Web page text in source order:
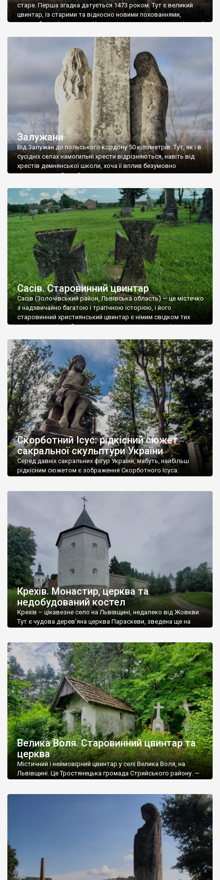
старе. Перша згадка датується 1473 роком. Тут є великий
цвинтар, із старими та відносно новими похованнями,
надгробками і хрестами. Часто на могилах стоять гарні статуї
янголів. Інколи такі фігурки стоять біля підніжжя хреста, а
Залужани
Від Залужан до польського кордону 50 кілометрів. Тут, як і в
сусідніх селах намогильні хрести відрізняються, навіть від
хрестів демнянської школи, хоча її вплив безумовно
відчувається. Село Залужани досить давнє – перша згадка
його у свою економію. Тоді (і до 1965 року) село називалося
Татари. Від дуже […]
Сасів. Старовинний цвинтар
Сасів (Золочівський район, Львівська область) — це містечко
з надзвичайно багатою і трагічною історією, і його
старовинний християнський цвинтар є німим свідком тих
часів, коли місто було важливим торговим та ремісничим
села. Він є багатоконфесійним, що було характерно для
галицьких містечок: тут збереглися поховання як українців
(греко-католиків), так і […]
Скорботний Ісус: рідкісний сюжет
сакральної скульптури України
Серед давніх сакральних фігур України, мабуть, найбільш
рідкісним сюжетом є зображення Скорботного Ісуса.
(включаючи цвинтарні пам’ятники) маємо чи не тисячу,
зображень апостолів Петра і Павла — мабуть, не менше, а
фігур інших святих — сотні, то «Скорботних Ісусів» […]
Крехів. Монастир, церква та
недобудований костел
Крехів – цікавезне село на Львівщині, недалеко від Жовкви.
Тут є чудова дерев’яна церква Параскеви, зведена ще на
монастир, який нині перебуває в чудовому стані і є доволі
відвідуваним об’єктом. Від Львова до Крехова всього 35
кілометрів. Село заснували у 1434 році. Його […]
Велика Воля. Старовинний цвинтар та
церква
Містичний і неймовірний цвинтар у селі Велика Воля, на
Львівщині. Це Тростянецька громада Стрийського району. —
отримали знання і уміння від Демнянської школи обробки
каменю. Подібність до хрестів із Демні велика, а відстань від